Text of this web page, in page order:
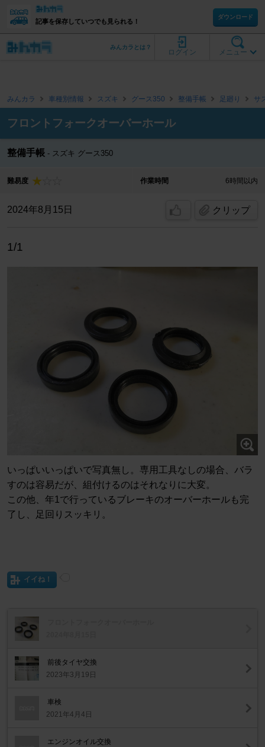
記事を保存していつでも見られる！
ダウンロード
メニュー
ログイン
みんカラとは？
みんカラ 車種別情報 スズキ グース350 整備手帳 足廻り サ
フロントフォークオーバーホール
整備手帳 スズキ グース350
難易度 作業時間 6時間以内
2024年8月15日 クリップ
1/1
いっぱいいっぱいで写真無し。専用工具なしの場合、バラ
すのは容易だが、組付けるのはそれなりに大変。
この他、年1で行っているブレーキのオーバーホールも完
了し、足回りスッキリ。
イイね！
前後タイヤ交換
2023年3月19日
車検
2021年4月4日
エンジンオイル交換